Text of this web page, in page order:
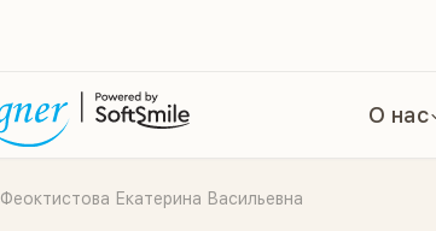
О нас
Феоктистова Екатерина Васильевна